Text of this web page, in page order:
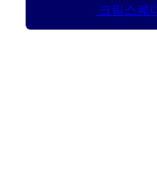
크림스웨